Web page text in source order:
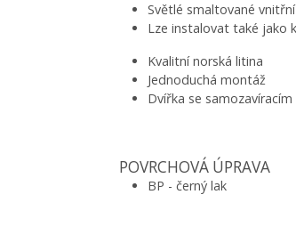
Světlé smaltované
Lze instalovat také jako
Kvalitní norská litina
Jednoduchá montáž
Dvířka se
POVRCHOVÁ ÚPRAVA
BP - černý lak